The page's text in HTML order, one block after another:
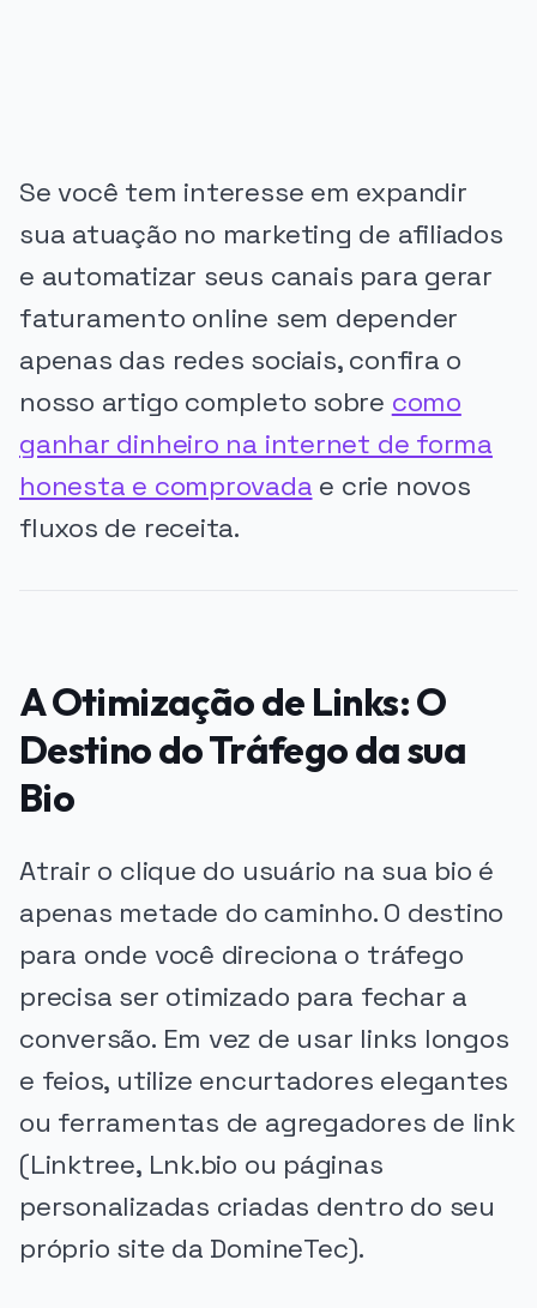
Se você tem interesse em expandir
sua atuação no marketing de afiliados
e automatizar seus canais para gerar
faturamento online sem depender
apenas das redes sociais, confira o
nosso artigo completo sobre como
ganhar dinheiro na internet de forma
honesta e comprovada e crie novos
fluxos de receita.
A Otimização de Links: O
Destino do Tráfego da sua
Bio
Atrair o clique do usuário na sua bio é
apenas metade do caminho. O destino
para onde você direciona o tráfego
precisa ser otimizado para fechar a
conversão. Em vez de usar links longos
e feios, utilize encurtadores elegantes
ou ferramentas de agregadores de link
(Linktree, Lnk.bio ou páginas
personalizadas criadas dentro do seu
próprio site da DomineTec).